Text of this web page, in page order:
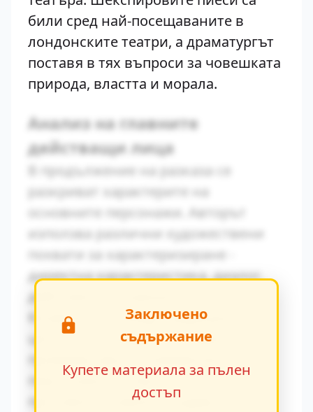
били сред най-посещаваните в
лондонските театри, а драматургът
поставя в тях въпроси за човешката
природа, властта и морала.
Анализ на главните
действащи лица
В продължение на разказа се
разкриват характерите на
основните персонажи. Авторът
използва различни художествени
похвати за характеризиране -
директна характеристика, диалог,
действия и вътрешен монолог.
Конфликтът между традиционните
ценности и модерните идеи се
персонажите. Това
противопоставяне създава
Заключено
съдържание
Купете материала за пълен
достъп